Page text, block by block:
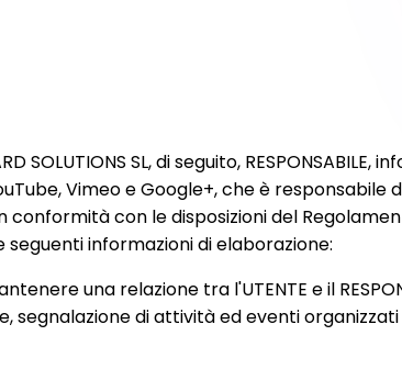
SL, di seguito, RESPONSABILE,
Vimeo e Google+, che è
con le disposizioni del
informazioni di elaborazione:
una relazione tra l'UTENTE e il
di attività ed eventi